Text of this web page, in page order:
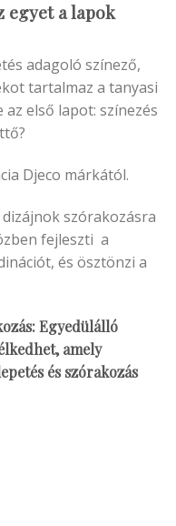
egyet a lapok
adagoló színező,
tartalmaz a tanyasi
első lapot: színezés
Djeco márkától.
szórakozásra
fejleszti a
és ösztönzi a
Egyedülálló
amely
és szórakozás